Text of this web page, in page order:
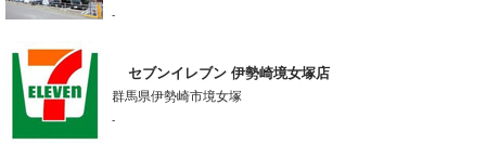
-
セブンイレブン 伊勢崎境女塚店
群馬県伊勢崎市境女塚
-